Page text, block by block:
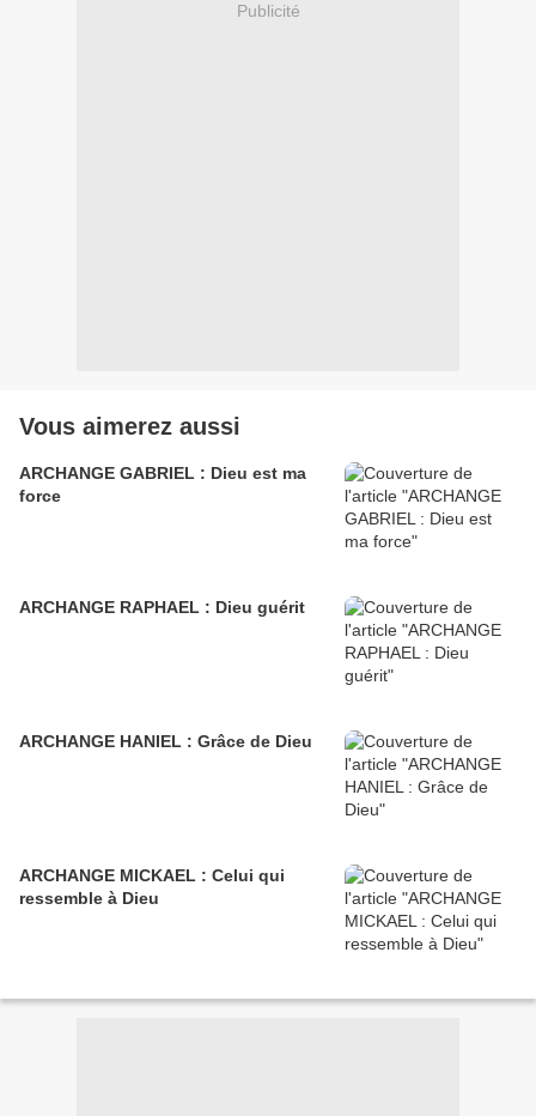
Publicité
Vous aimerez aussi
ARCHANGE GABRIEL : Dieu est ma
force
ARCHANGE RAPHAEL : Dieu guérit
ARCHANGE HANIEL : Grâce de Dieu
ARCHANGE MICKAEL : Celui qui
ressemble à Dieu